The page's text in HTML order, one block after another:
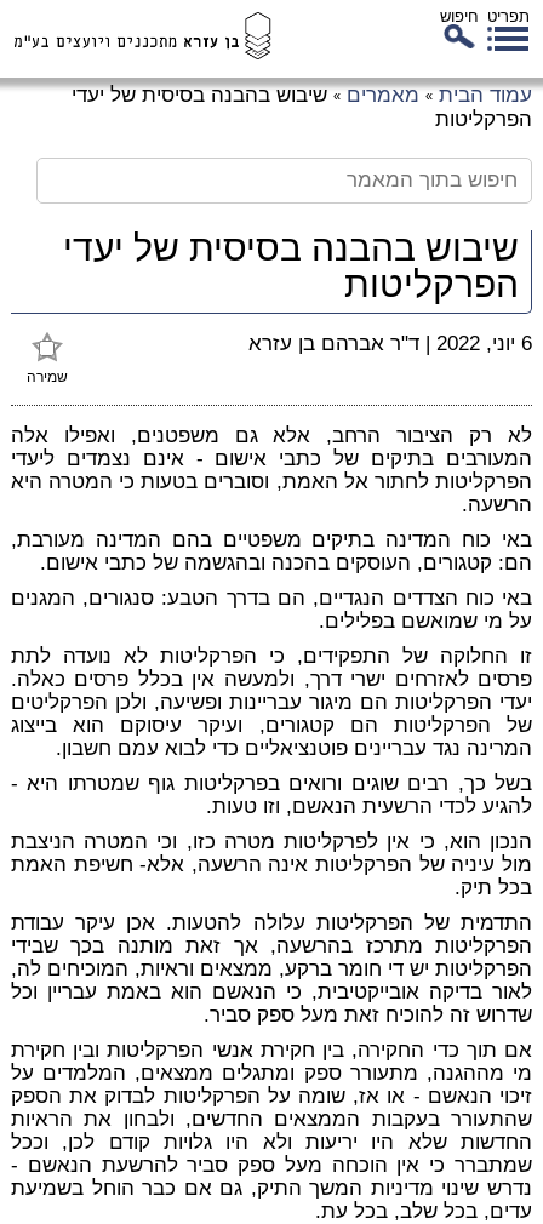
תפריט חיפוש
עמוד הבית » מאמרים » שיבוש בהבנה בסיסית של יעדי
הפרקליטות
שיבוש בהבנה בסיסית של יעדי
הפרקליטות
שמירה
6 יוני, 2022 | ד"ר אברהם בן עזרא
לא רק הציבור הרחב, אלא גם משפטנים, ואפילו אלה
המעורבים בתיקים של כתבי אישום - אינם נצמדים ליעדי
הפרקליטות לחתור אל האמת, וסוברים בטעות כי המטרה היא
הרשעה.
באי כוח המדינה בתיקים משפטיים בהם המדינה מעורבת,
הם: קטגורים, העוסקים בהכנה ובהגשמה של כתבי אישום.
באי כוח הצדדים הנגדיים, הם בדרך הטבע: סנגורים, המגנים
על מי שמואשם בפלילים.
זו החלוקה של התפקידים, כי הפרקליטות לא נועדה לתת
פרסים לאזרחים ישרי דרך, ולמעשה אין בכלל פרסים כאלה.
יעדי הפרקליטות הם מיגור עבריינות ופשיעה, ולכן הפרקליטים
של הפרקליטות הם קטגורים, ועיקר עיסוקם הוא בייצוג
המרינה נגד עבריינים פוטנציאליים כדי לבוא עמם חשבון.
בשל כך, רבים שוגים ורואים בפרקליטות גוף שמטרתו היא -
להגיע לכדי הרשעית הנאשם, וזו טעות.
הנכון הוא, כי אין לפרקליטות מטרה כזו, וכי המטרה הניצבת
מול עיניה של הפרקליטות אינה הרשעה, אלא- חשיפת האמת
בכל תיק.
התדמית של הפרקליטות עלולה להטעות. אכן עיקר עבודת
הפרקליטות מתרכז בהרשעה, אך זאת מותנה בכך שבידי
הפרקליטות יש די חומר ברקע, ממצאים וראיות, המוכיחים לה,
לאור בדיקה אובייקטיבית, כי הנאשם הוא באמת עבריין וכל
שדרוש זה להוכיח זאת מעל ספק סביר.
אם תוך כדי החקירה, בין חקירת אנשי הפרקליטות ובין חקירת
מי מההגנה, מתעורר ספק ומתגלים ממצאים, המלמדים על
זיכוי הנאשם - או אז, שומה על הפרקליטות לבדוק את הספק
שהתעורר בעקבות הממצאים החדשים, ולבחון את הראיות
החדשות שלא היו יריעות ולא היו גלויות קודם לכן, וככל
שמתברר כי אין הוכחה מעל ספק סביר להרשעת הנאשם -
נדרש שינוי מדיניות המשך התיק, גם אם כבר הוחל בשמיעת
עדים, בכל שלב, בכל עת.